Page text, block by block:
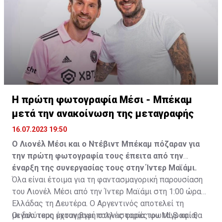
Η πρώτη φωτογραφία Μέσι - Μπέκαμ
μετά την ανακοίνωση της μεταγραφής
16.07.2023 19:50
Ο Λιονέλ Μέσι και ο Ντέβιντ Μπέκαμ πόζαραν για
την πρώτη φωτογραφία τους έπειτα από την
έναρξη της συνεργασίας τους στην Ίντερ Μαϊάμι.
Όλα είναι έτοιμα για τη φαντασμαγορική παρουσίαση
του Λιονέλ Μέσι από την Ίντερ Μαϊάμι στη 1:00 ώρα
Ελλάδας τη Δευτέρα. Ο Αργεντινός αποτελεί τη
μεγαλύτερη μεταγραφή στην ιστορία του MLS και θα
Οι δυο τους έχουν βγει πολλές φορές φωτογραφία,